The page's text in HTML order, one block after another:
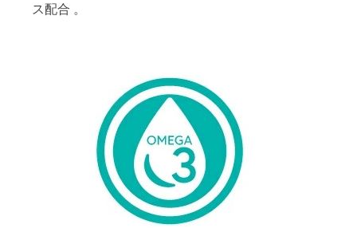
ス配合 。